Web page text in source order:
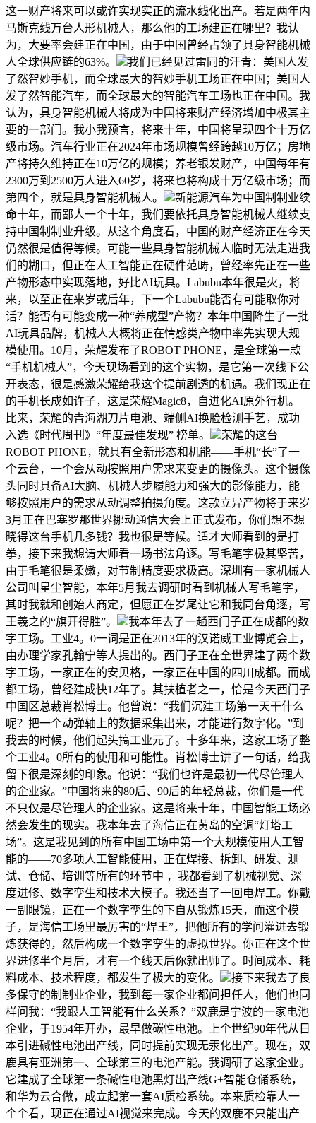
这一财产将来可以或许实现实正的流水线化出产。若是两年内
马斯克线万台人形机械人，那么他的工场建正在哪里？我认
为，大要率会建正在中国，由于中国曾经占领了具身智能机械
人全球供应链的63%。
我们已经见过雷同的汗青：美国人发
了然智妙手机，而全球最大的智妙手机工场正在中国；美国人
发了然智能汽车，而全球最大的智能汽车工场也正在中国。我
认为，具身智能机械人将成为中国将来财产经济增加中极其主
要的一部门。我小我预言，将来十年，中国将呈现四个十万亿
级市场。汽车行业正在2024年市场规模曾经跨越10万亿；房地
产将持久维持正在10万亿的规模；养老银发财产，中国每年有
2300万到2500万人进入60岁，将来也将构成十万亿级市场；而
第四个，就是具身智能机械人。
新能源汽车为中国制制业续
命十年，而鄙人一个十年，我们要依托具身智能机械人继续支
持中国制制业升级。从这个角度看，中国的财产经济正在今天
仍然很是值得等候。可能一些具身智能机械人临时无法走进我
们的糊口，但正在人工智能正在硬件范畴，曾经率先正在一些
产物形态中实现落地，好比AI玩具。Labubu本年很是火，将
来，以至正在来岁或后年，下一个Labubu能否有可能取你对
话？能否有可能变成一种“养成型”产物？本年中国降生了一批
AI玩具品牌，机械人大概将正在情感类产物中率先实现大规
模使用。10月，荣耀发布了ROBOT PHONE，是全球第一款
“手机机械人”，今天现场看到的这个实物，是它第一次线下公
开表态，很是感激荣耀给我这个提前剧透的机遇。我们现正在
的手机长成如许子，这是荣耀Magic8，自进化AI原外行机。
比来，荣耀的青海湖刀片电池、端侧AI换脸检测手艺，成功
入选《时代周刊》“年度最佳发现” 榜单。
荣耀的这台
ROBOT PHONE，就具有全新形态和机能——手机“长”了一
个云台，一个会从动按照用户需求来变更的摄像头。这个摄像
头同时具备AI大脑、机械人步履能力和强大的影像能力，能
够按照用户的需求从动调整拍摄角度。这款立异产物将于来岁
3月正在巴塞罗那世界挪动通信大会上正式发布，你们想不想
晓得这台手机几多钱？我也很是等候。适才大师看到的是打
拳，接下来我想请大师看一场书法角逐。写毛笔字极其坚苦，
由于毛笔很是柔嫩，对节制精度要求极高。深圳有一家机械人
公司叫星尘智能，本年5月我去调研时看到机械人写毛笔字，
其时我就和创始人商定，但愿正在岁尾让它和我同台角逐，写
王羲之的“旗开得胜”。
我本年去了一趟西门子正在成都的数
字工场。工业4。0一词是正在2013年的汉诺威工业博览会上，
由办理学家孔翰宁等人提出的。西门子正在全世界建了两个数
字工场，一家正在的安贝格，一家正在中国的四川成都。而成
都工场，曾经建成快12年了。其扶植者之一，恰是今天西门子
中国区总裁肖松博士。他曾说：“我们沉建工场第一天干什么
呢？把一个动弹轴上的数据采集出来，才能进行数字化。”到
我去的时候，他们起头搞工业元了。十多年来，这家工场了整
个工业4。0所有的使用和可能性。肖松博士讲了一句话，给我
留下很是深刻的印象。他说：“我们也许是最初一代尽管理人
的企业家。”中国将来的80后、90后的年轻总裁，你们是一代
不只仅是尽管理人的企业家。这是将来十年，中国智能工场必
然会发生的现实。我本年去了海信正在黄岛的空调“灯塔工
场”。这是我见到的所有中国工场中第一个大规模使用人工智
能的——70多项人工智能使用，正在焊接、拆卸、研发、测
试、仓储、培训等所有的环节中 ，我都看到了机械视觉、深
度进修、数字孪生和技术大模子。我还当了一回电焊工。你戴
一副眼镜，正在一个数字孪生的下自从锻炼15天，而这个模
子，是海信工场里最厉害的“焊王”，把他所有的学问灌进去锻
炼获得的，然后构成一个数字孪生的虚拟世界。你正在这个世
界进修半个月后，才有一个线天后你就出师了。时间成本、耗
料成本、技术程度，都发生了极大的变化。
接下来我去了良
多保守的制制业企业，我到每一家企业都问担任人，他们也同
样问我：“我跟人工智能有什么关系？”双鹿是宁波的一家电池
企业，于1954年开办，最早做碳性电池。上个世纪90年代从日
本引进碱性电池出产线，同时提前实现无汞化出产。现在，双
鹿具有亚洲第一、全球第三的电池产能。我调研了这家企业。
它建成了全球第一条碱性电池黑灯出产线G+智能仓储系统，
和华为云合做，成立起第一套AI质检系统。本来质检靠人一
个个看，现正在通过AI视觉来完成。今天的双鹿不只能出产